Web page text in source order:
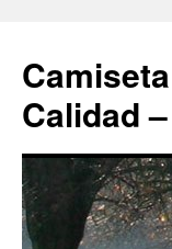
Calidad